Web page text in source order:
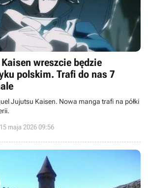
wreszcie będzie
polskim. Trafi do nas 7
Jujutsu Kaisen. Nowa manga trafi na półki
15 maja 2026 09:56